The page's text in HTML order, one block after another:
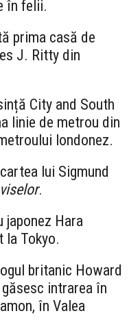
în felii.
prima casă de
J. Ritty din
City and South
linie de metrou din
londonez.
lui Sigmund
.
Hara
la Tokyo.
britanic Howard
intrarea în
în Valea